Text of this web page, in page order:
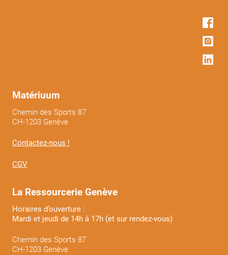
Matériuum
Chemin des Sports 87
CH-1203 Genève
Contactez-nous !
CGV
La Ressourcerie Genève
Horaires d’ouverture :
Mardi et jeudi de 14h à 17h (et sur rendez-vous)
Chemin des Sports 87
CH-1203 Genève